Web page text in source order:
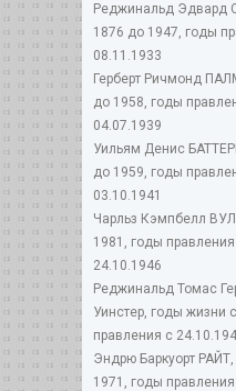
Реджинальд Эдвард
1876 до 1947, годы
08.11.1933
Герберт Ричмонд
до 1958, годы
04.07.1939
Уильям Денис
до 1959, годы
03.10.1941
Чарльз Кэмпбелл
1981, годы
24.10.1946
Реджинальд Томас
Уинстер, годы жизни
правления с
Эндрю Баркуорт
1971, годы